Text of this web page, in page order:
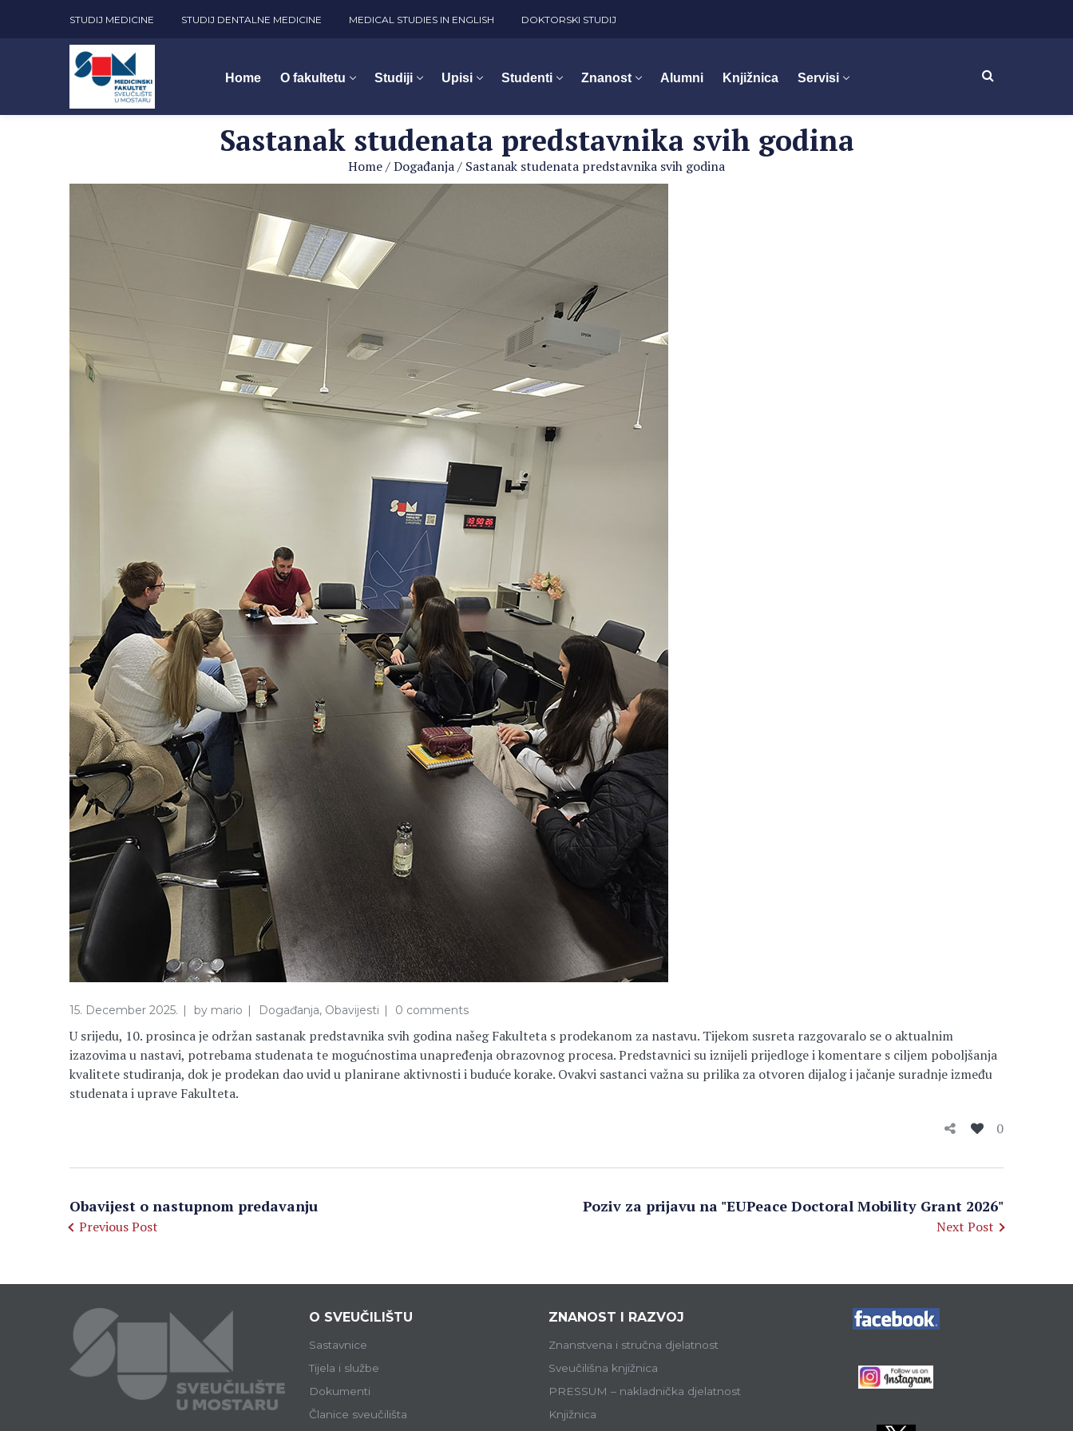
STUDIJ MEDICINE STUDIJ DENTALNE MEDICINE MEDICAL STUDIES IN ENGLISH DOKTORSKI STUDIJ
Home O fakultetu Studiji Upisi Studenti Znanost Alumni Knjižnica Servisi
Sastanak studenata predstavnika svih godina
Home/Događanja/ Sastanak studenata predstavnika svih godina
15. December 2025. by mario Događanja, Obavijesti 0 comments
U srijedu, 10. prosinca je održan sastanak predstavnika svih godina našeg Fakulteta s prodekanom za nastavu. Tijekom susreta razgovaralo se o aktualnim
izazovima u nastavi, potrebama studenata te mogućnostima unapređenja obrazovnog procesa. Predstavnici su iznijeli prijedloge i komentare s ciljem poboljšanja
kvalitete studiranja, dok je prodekan dao uvid u planirane aktivnosti i buduće korake. Ovakvi sastanci važna su prilika za otvoren dijalog i jačanje suradnje između
studenata i uprave Fakulteta.
0
Obavijest o nastupnom predavanju
Previous Post
Poziv za prijavu na "EUPeace Doctoral Mobility Grant 2026"
Next Post
O SVEUČILIŠTU
Sastavnice
Tijela i službe
Dokumenti
Članice sveučilišta
ZNANOST I RAZVOJ
Znanstvena i stručna djelatnost
Sveučilišna knjižnica
PRESSUM – nakladnička djelatnost
Knjižnica